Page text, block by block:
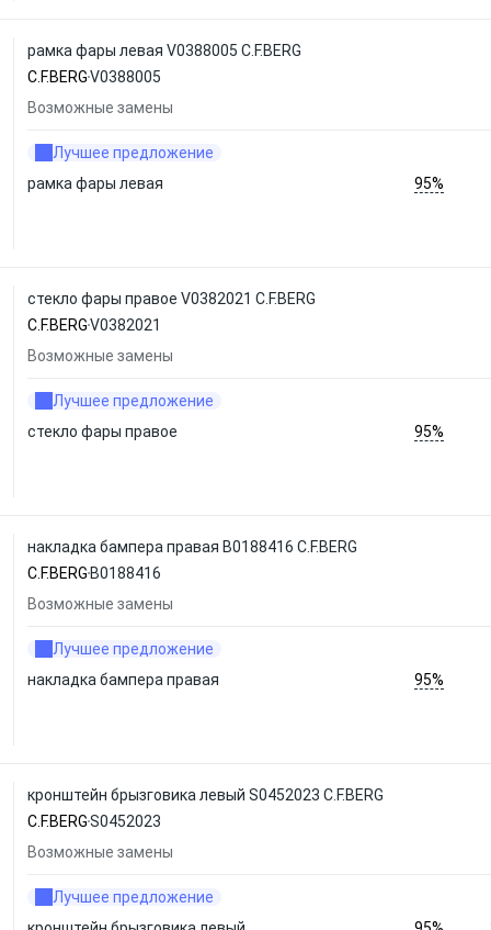
рамка фары левая V0388005 C.F.BERG
C.F.BERGV0388005
Возможные замены
Лучшее предложение
рамка фары левая
95%
стекло фары правое V0382021 C.F.BERG
C.F.BERGV0382021
Возможные замены
Лучшее предложение
стекло фары правое
95%
накладка бампера правая B0188416 C.F.BERG
C.F.BERG B0188416
Возможные замены
Лучшее предложение
накладка бампера правая
95%
кронштейн брызговика левый S0452023 C.F.BERG
C.F.BERGS0452023
Возможные замены
Лучшее предложение